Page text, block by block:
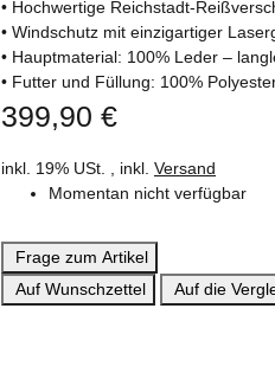
• Hochwertige Reichstadt-
• Windschutz mit einzigartiger
• Hauptmaterial: 100% Leder –
• Futter und Füllung: 100%
399,90 €
inkl. 19% USt. , inkl. Versand
Momentan nicht verfügbar
Frage zum Artikel
Auf Wunschzettel
Auf die